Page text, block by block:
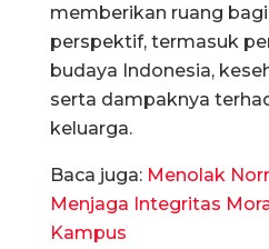
memberikan ruang
perspektif, termasuk
budaya Indonesia,
serta dampaknya
keluarga.
Baca juga: Menolak
Menjaga Integritas
Kampus